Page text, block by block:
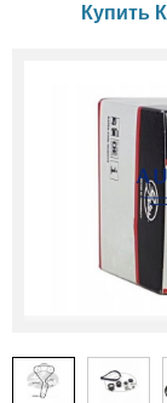
Купить